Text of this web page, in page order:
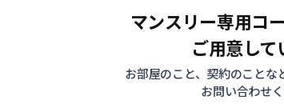
マンスリー専用コ
ご用意して
お部屋のこと、契約のことな
お問い合わせ